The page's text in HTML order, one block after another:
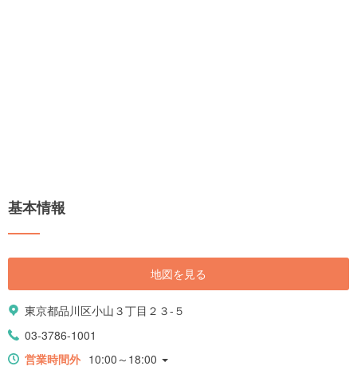
基本情報
地図を見る
東京都品川区小山３丁目２３-５
03-3786-1001
営業時間外 10:00～18:00